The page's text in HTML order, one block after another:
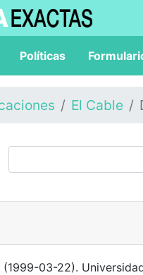
Políticas
El Cable
03-22).